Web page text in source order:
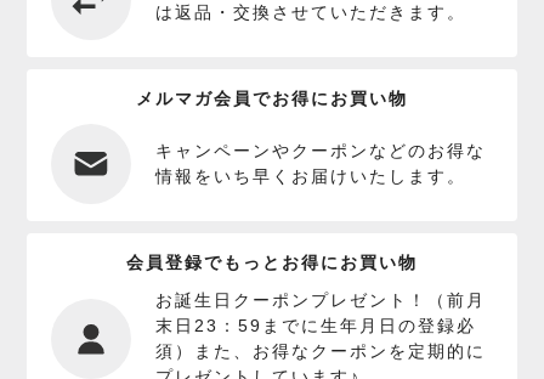
は返品・交換させていただきます。
メルマガ会員でお得にお買い物
キャンペーンやクーポンなどのお得な
情報をいち早くお届けいたします。
会員登録でもっとお得にお買い物
お誕生日クーポンプレゼント！（前月
末日23：59までに生年月日の登録必
須）また、お得なクーポンを定期的に